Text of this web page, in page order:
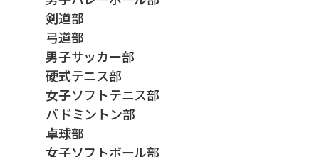
剣道部
弓道部
男子サッカー部
硬式テニス部
女子ソフトテニス部
バドミントン部
卓球部
女子ソフトボール部